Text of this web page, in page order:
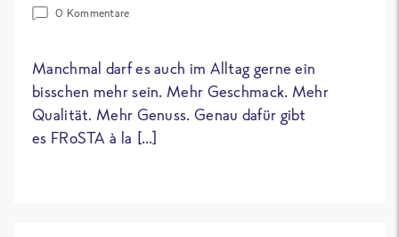
0 Kommentare
Manchmal darf es auch im Alltag gerne ein
bisschen mehr sein. Mehr Geschmack. Mehr
Qualität. Mehr Genuss. Genau dafür gibt
es FRoSTA à la […]